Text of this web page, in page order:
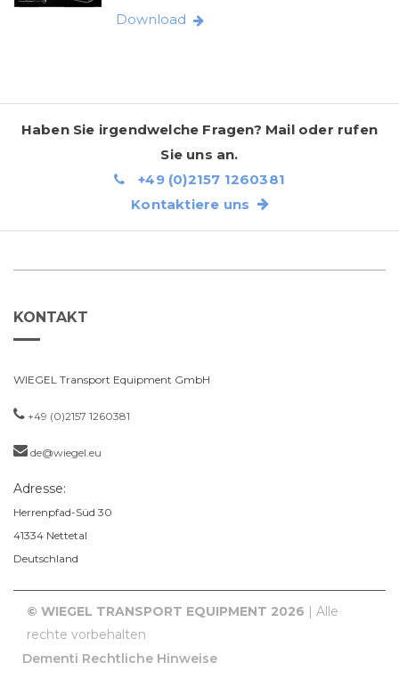
Download
Haben Sie irgendwelche Fragen? Mail oder rufen
Sie uns an.
+49 (0)2157 1260381
Kontaktiere uns
KONTAKT
WIEGEL Transport Equipment GmbH
+49 (0)2157 1260381
de@wiegel.eu
Adresse:
Herrenpfad-Süd 30
41334 Nettetal
Deutschland
© WIEGEL TRANSPORT EQUIPMENT 2026 | Alle
rechte vorbehalten
Dementi Rechtliche Hinweise